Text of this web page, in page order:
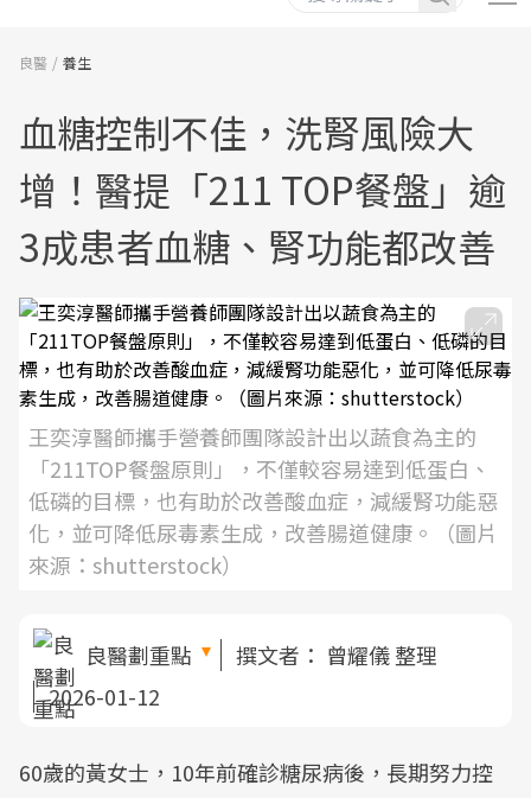
良醫 養生
血糖控制不佳，洗腎風險大
增！醫提「211 TOP餐盤」逾
3成患者血糖、腎功能都改善
王奕淳醫師攜手營養師團隊設計出以蔬食為主的
「211TOP餐盤原則」，不僅較容易達到低蛋白、
低磷的目標，也有助於改善酸血症，減緩腎功能惡
化，並可降低尿毒素生成，改善腸道健康。（圖片
來源：shutterstock）
良醫劃重點 撰文者： 曾耀儀 整理
2026-01-12
60歲的黃女士，10年前確診糖尿病後，長期努力控